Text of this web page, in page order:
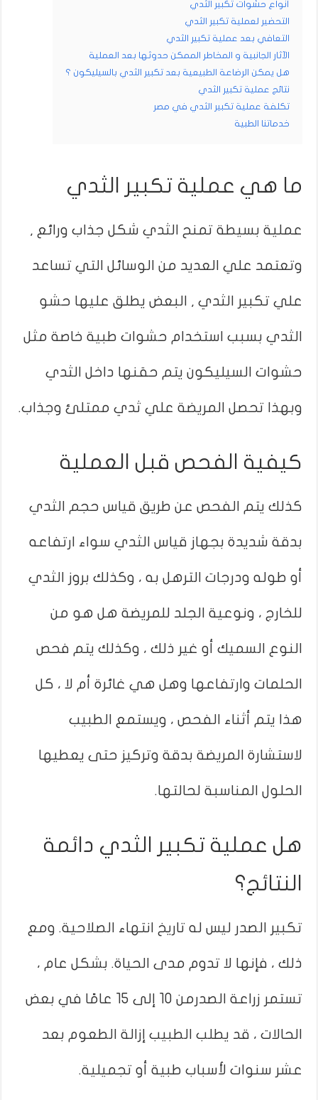
أنواع حشوات تكبير الثدي
التحضير لعملية تكبير الثدي
التعافي بعد عملية تكبير الثدي
الآثار الجانبية و المخاطر الممكن حدوثها بعد العملية
هل يمكن الرضاعة الطبيعية بعد تكبير الثدي بالسيليكون ؟
نتائج عملية تكبير الثدي
تكلفة عملية تكبير الثدي في مصر
خدماتنا الطبية
ما هي عملية تكبير الثدي
عملية بسيطة تمنح الثدي شكل جذاب ورائع ,
وتعتمد علي العديد من الوسائل التي تساعد
علي تكبير الثدي , البعض يطلق عليها حشو
الثدي بسبب استخدام حشوات طبية خاصة مثل
حشوات السيليكون يتم حقنها داخل الثدي
وبهذا تحصل المريضة علي ثدي ممتلئ وجذاب.
كيفية الفحص قبل العملية
كذلك يتم الفحص عن طريق قياس حجم الثدي
بدقة شديدة بجهاز قياس الثدي سواء ارتفاعه
أو طوله ودرجات الترهل به ، وكذلك بروز الثدي
للخارج ، ونوعية الجلد للمريضة هل هو من
النوع السميك أو غير ذلك ، وكذلك يتم فحص
الحلمات وارتفاعها وهل هي غائرة أم لا ، كل
هذا يتم أثناء الفحص ، ويستمع الطبيب
لاستشارة المريضة بدقة وتركيز حتى يعطيها
الحلول المناسبة لحالتها.
هل عملية تكبير الثدي دائمة
النتائج؟
تكبير الصدر ليس له تاريخ انتهاء الصلاحية. ومع
ذلك ، فإنها لا تدوم مدى الحياة. بشكل عام ،
تستمر زراعة الصدرمن 10 إلى 15 عامًا في بعض
الحالات ، قد يطلب الطبيب إزالة الطعوم بعد
عشر سنوات لأسباب طبية أو تجميلية.